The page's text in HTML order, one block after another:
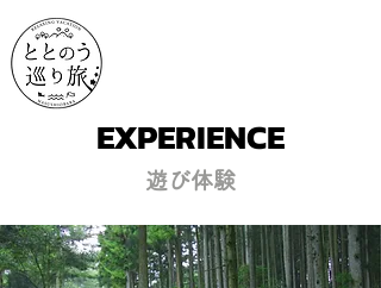
EXPERIENCE
遊び体験